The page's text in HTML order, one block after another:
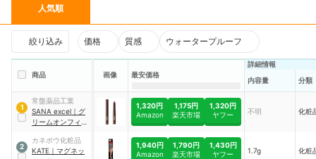
人気順
絞り込み 価格 質感 ウォータープルーフ
商品 画像 最安価格
詳細情報
内容量
分類
1
常盤薬品工業
SANA excel ｜ グ
リームオンフィッ
1,320円
Amazon
1,175円
楽天市場
1,320円
ヤフー
不明 化粧
2
カネボウ化粧品
KATE ｜ マグネッ
1,940円
Amazon
1,790円
楽天市場
1,430円
ヤフー
1.7g 化粧